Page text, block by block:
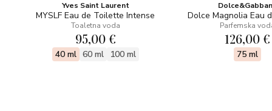
Yves Saint Laurent
MYSLF Eau de Toilette Intense
Toaletna voda
95,00 €
40 ml 60 ml 100 ml
Dolce Magnolia Eau
Parfemska
126,00 €
75 ml